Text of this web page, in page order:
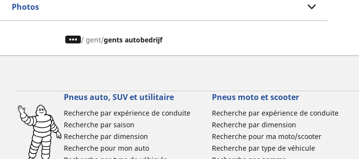
Photos
/ gent gents autobedrijf
Pneus auto, SUV et utilitaire
Recherche par expérience de conduite
Recherche par saison
Recherche par dimension
Recherche pour mon auto
Pneus moto et scooter
Recherche par expérience de conduite
Recherche par dimension
Recherche pour ma moto/scooter
Recherche par type de véhicule